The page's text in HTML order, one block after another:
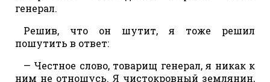
генерал.
Решив, что он шутит, я тоже решил
пошутить в ответ:
— Честное слово, товарищ генерал, я никак к
ним не отношусь. Я чистокровный землянин,